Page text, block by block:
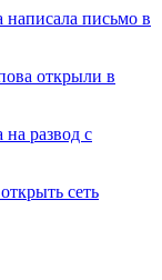
написала письмо в
открыли в
развод с
сеть